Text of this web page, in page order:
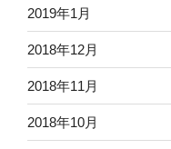
2019年1月
2018年12月
2018年11月
2018年10月